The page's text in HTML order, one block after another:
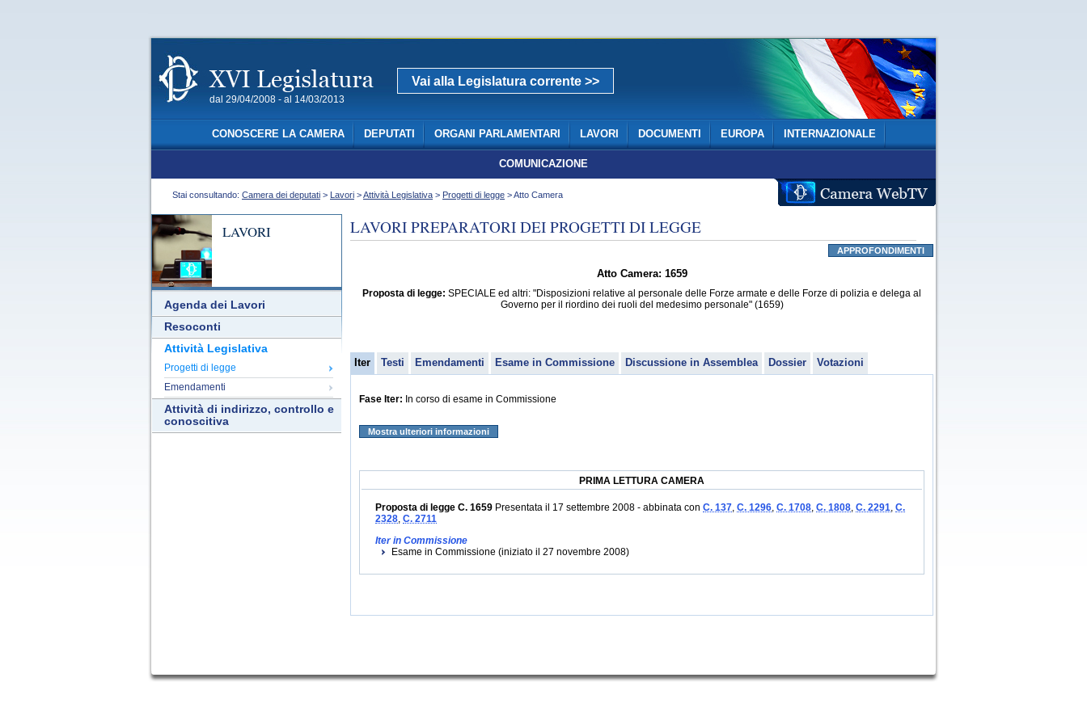
dal 29/04/2008 - al 14/03/2013
Vai alla Legislatura corrente >>
CONOSCERE LA CAMERA DEPUTATI ORGANI PARLAMENTARI LAVORI DOCUMENTI EUROPA INTERNAZIONALE
COMUNICAZIONE
Stai consultando: Camera dei deputati > Lavori >Attività Legislativa > Progetti di legge > Atto Camera
LAVORI
Agenda dei Lavori
Resoconti
Attività Legislativa
Progetti di legge
Emendamenti
Attività di indirizzo, controllo e
conoscitiva
LAVORI PREPARATORI DEI PROGETTI DI LEGGE
APPROFONDIMENTI
Atto Camera: 1659
Proposta di legge: SPECIALE ed altri: "Disposizioni relative al personale delle Forze armate e delle Forze di polizia e delega al
Governo per il riordino dei ruoli del medesimo personale" (1659)
Iter Testi Emendamenti Esame in Commissione Discussione in Assemblea Dossier Votazioni
Fase Iter: In corso di esame in Commissione
Mostra ulteriori informazioni
PRIMA LETTURA CAMERA
Proposta di legge C. 1659 Presentata il 17 settembre 2008 - abbinata con C. 137, C. 1296, C. 1708, C. 1808, C. 2291, C.
2328, C. 2711
Iter in Commissione
Esame in Commissione (iniziato il 27 novembre 2008)